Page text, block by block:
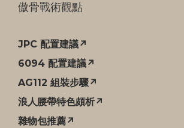
傲骨戰術觀點
JPC 配置建議↗
6094 配置建議↗
AG112 組裝步驟↗
浪人腰帶特色頗析↗
雜物包推薦↗